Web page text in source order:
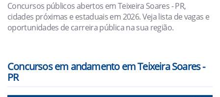
Concursos públicos abertos em Teixeira Soares - PR,
cidades próximas e estaduais em 2026. Veja lista de vagas e
oportunidades de carreira pública na sua região.
Concursos em andamento em Teixeira Soares -
PR